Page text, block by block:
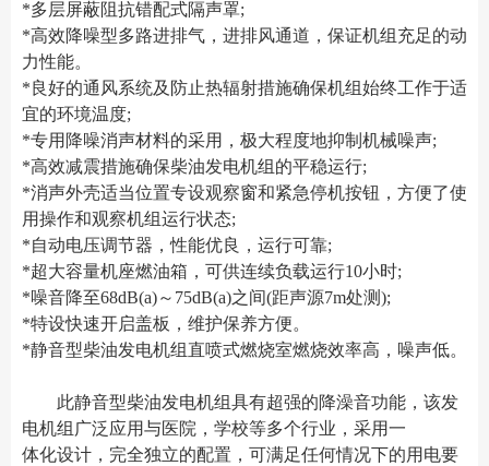
*多层屏蔽阻抗错配式隔声罩;
*高效降噪型多路进排气，进排风通道，保证机组充足的动
力性能。
*良好的通风系统及防止热辐射措施确保机组始终工作于适
宜的环境温度;
*专用降噪消声材料的采用，极大程度地抑制机械噪声;
*高效减震措施确保柴油发电机组的平稳运行;
*消声外壳适当位置专设观察窗和紧急停机按钮，方便了使
用操作和观察机组运行状态;
*自动电压调节器，性能优良，运行可靠;
*超大容量机座燃油箱，可供连续负载运行10小时;
*噪音降至68dB(a)～75dB(a)之间(距声源7m处测);
*特设快速开启盖板，维护保养方便。
*静音型柴油发电机组直喷式燃烧室燃烧效率高，噪声低。
此静音型柴油发电机组具有超强的降澡音功能，该发
电机组广泛应用与医院，学校等多个行业，采用一
体化设计，完全独立的配置，可满足任何情况下的用电要